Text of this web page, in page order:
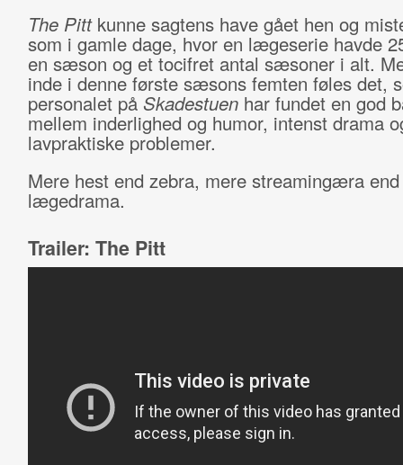
The Pittkunne sagtens have gået hen og
som i gamle dage, hvor en lægeserie havde
en sæson og et tocifret antal sæsoner i alt.
inde i denne første sæsons femten føles det,
personalet på Skadestuenhar fundet en god
mellem inderlighed og humor, intenst drama
lavpraktiske problemer.
Mere hest end zebra, mere streamingæra
lægedrama.
Trailer: The Pitt